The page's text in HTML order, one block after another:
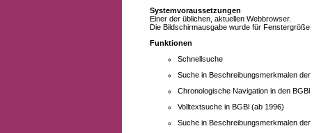
Systemvoraussetzungen
Einer der üblichen, aktuellen Webbrowser.
Die Bildschirmausgabe wurde für
Funktionen
Schnellsuche
Suche in Beschreibungsmerkmalen
Chronologische Navigation in den BGBl
Volltextsuche in BGBl (ab 1996)
Suche in Beschreibungsmerkmalen